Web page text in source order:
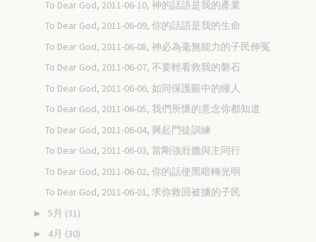
To Dear God, 2011-06-10, 神的話語是我的產業
To Dear God, 2011-06-09, 你的話語是我的生命
To Dear God, 2011-06-08, 神必為毫無能力的子民伸冤
To Dear God, 2011-06-07, 不要輕看救我的磐石
To Dear God, 2011-06-06, 如同保護眼中的瞳人
To Dear God, 2011-06-05, 我們所懷的意念你都知道
To Dear God, 2011-06-04, 興起門徒訓練
To Dear God, 2011-06-03, 當剛強壯膽與主同行
To Dear God, 2011-06-02, 你的話使黑暗轉光明
To Dear God, 2011-06-01, 求你救回被擄的子民
► 5月 (31)
► 4月 (30)